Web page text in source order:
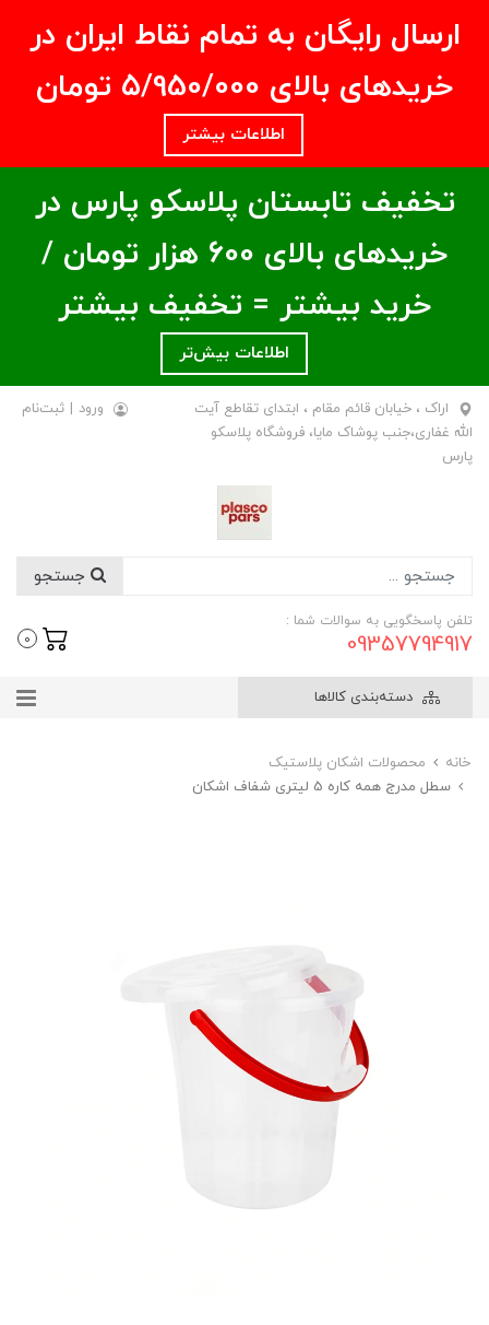
ارسال رایگان به تمام نقاط ایران در
خریدهای بالای ۵/950/000 تومان
اطلاعات بیشتر
تخفیف تابستان پلاسکو پارس در
خریدهای بالای ۶00 هزار تومان /
خرید بیشتر = تخفیف بیشتر
اطلاعات بیش‌تر
اراک ، خیابان قائم مقام ، ابتدای تقاطع آیت
الله غفاری،جنب پوشاک مایا، فروشگاه پلاسکو
پارس
ورود | ثبت‌نام
تلفن پاسخگویی به سوالات شما :
09357794917
0
دسته‌بندی کالاها
خانه
محصولات اشکان پلاستیک
سطل مدرج همه کاره 5 لیتری شفاف اشکان